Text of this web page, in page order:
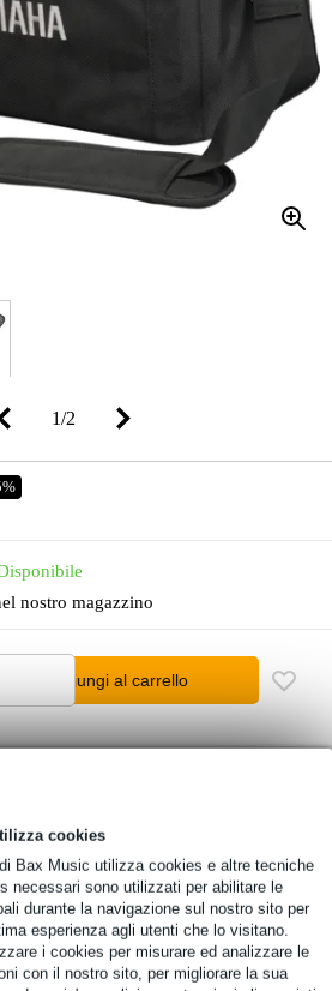
cookies
Bax Music utilizza cookies e altre tecniche
necessari sono utilizzati per abilitare le
durante la navigazione sul nostro sito per
esperienza agli utenti che lo visitano.
i cookies per misurare ed analizzare le
con il nostro sito, per migliorare la sua
1/2
nostro magazzino
Aggiungi al carrello